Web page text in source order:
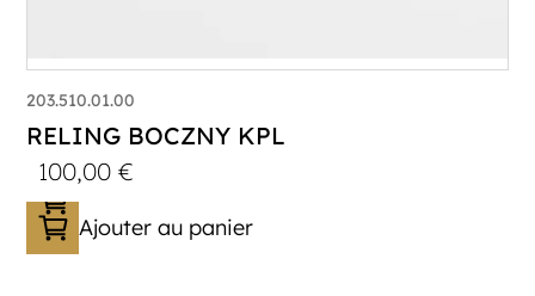
203.510.01.00
RELING BOCZNY KPL
100,00€
Ajouter au panier